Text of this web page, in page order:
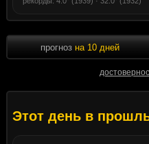
прогноз на 10 дней
Этот день в